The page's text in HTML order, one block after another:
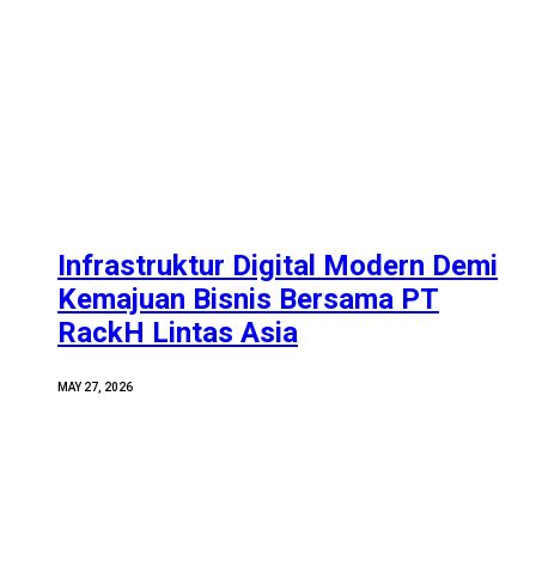
Infrastruktur Digital Modern Demi
Kemajuan Bisnis Bersama PT
RackH Lintas Asia
MAY 27, 2026